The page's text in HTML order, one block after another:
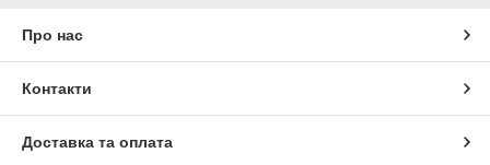
Про нас
Контакти
Доставка та оплата